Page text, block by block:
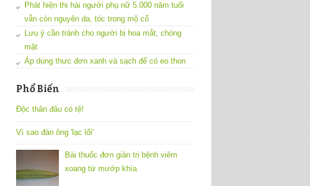
Phát hiện thi hài người phụ nữ 5.000 năm tuổi
vẫn còn nguyên da, tóc trong mộ cổ
Lưu ý cần tránh cho người bị hoa mắt, chóng
mặt
Áp dụng thực đơn xanh và sạch để có eo thon
Phổ Biến
Độc thân đâu có tệ!
Vì sao đàn ông 'lạc lối'
Bài thuốc đơn giản trị bệnh viêm
xoang từ mướp khía